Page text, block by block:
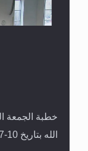
خطبة الجمعة
الله بتاريخ 10-07-2026